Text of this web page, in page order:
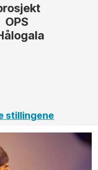
stillingene